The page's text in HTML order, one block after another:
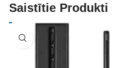
Saistītie Produkti